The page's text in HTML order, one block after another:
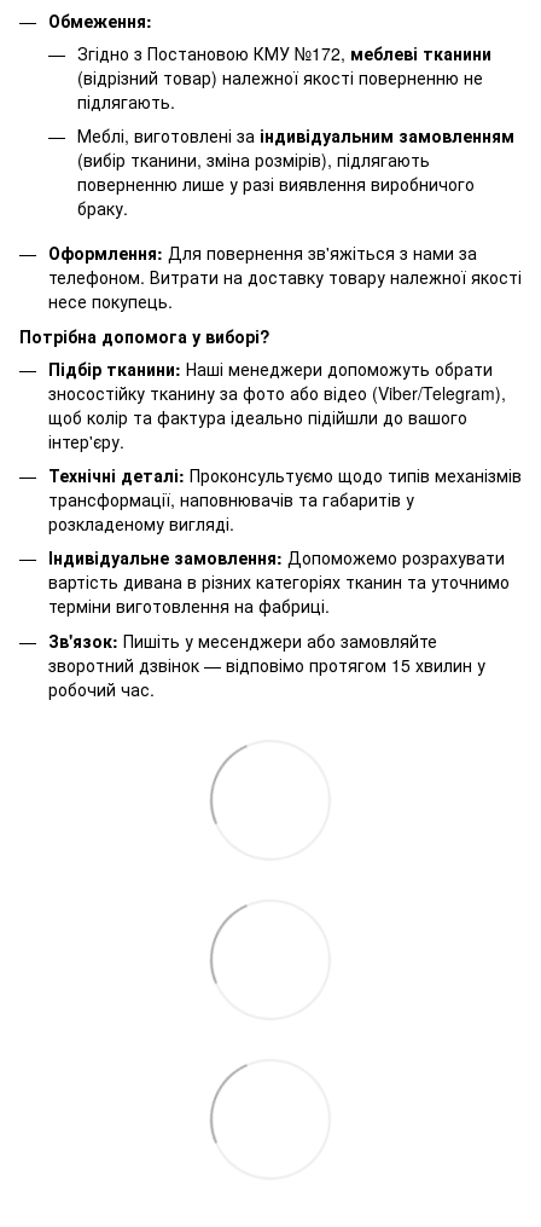
Обмеження:
Згідно з Постановою КМУ №172, меблеві тканини
(відрізний товар) належної якості поверненню не
підлягають.
Меблі, виготовлені за індивідуальним замовленням
(вибір тканини, зміна розмірів), підлягають
поверненню лише у разі виявлення виробничого
браку.
Оформлення: Для повернення зв'яжіться з нами за
телефоном. Витрати на доставку товару належної якості
несе покупець.
Потрібна допомога у виборі?
Підбір тканини: Наші менеджери допоможуть обрати
зносостійку тканину за фото або відео (Viber/Telegram),
щоб колір та фактура ідеально підійшли до вашого
інтер'єру.
Технічні деталі: Проконсультуємо щодо типів механізмів
трансформації, наповнювачів та габаритів у
розкладеному вигляді.
Індивідуальне замовлення: Допоможемо розрахувати
вартість дивана в різних категоріях тканин та уточнимо
терміни виготовлення на фабриці.
Зв'язок: Пишіть у месенджери або замовляйте
зворотний дзвінок — відповімо протягом 15 хвилин у
робочий час.